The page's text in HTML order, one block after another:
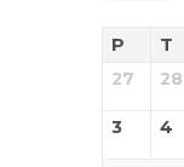
P T
27 28
3 4